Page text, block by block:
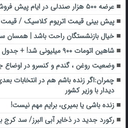
عرضه ۵۰۰ هزار صندلی در ایام پیش فروش بلیت قطار
پیش بینی قیمت اتریوم کلاسیک / قیمت تا ۴۰ دلار بالا می
خیال بازنشستگان راحت باشد |
شاهین اتومات ۹۰۰ میلیونی شد! + جدول قیمت
وضعیت روغن ، گندم و کنسرو در اوضاع
چمران:اگر زنده باشم هم در انتخابات
دیدار با وزیر کشور
زنده باشی یا بمیری، برایم مهم نیست!
رکورد جدید در ذخایر آبی البرز/ سد کرج به ۸۸ درصد